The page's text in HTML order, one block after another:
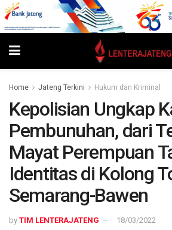
Home Jateng Terkini Hukum dan Kriminal
Kepolisian Ungkap
Pembunuhan, dari
Mayat Perempuan
Identitas di Kolong
Semarang-Bawen
by TIM LENTERAJATENG 18/03/2022